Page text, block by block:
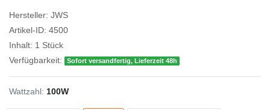
Hersteller: JWS
Artikel-ID: 4500
Inhalt: 1 Stück
Verfügbarkeit:
Sofort versandfertig, Lieferzeit 48h
Wattzahl: 100W